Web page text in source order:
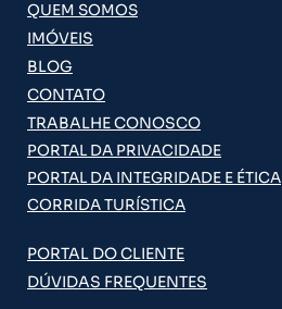
QUEM SOMOS
IMÓVEIS
BLOG
CONTATO
TRABALHE CONOSCO
PORTAL DA PRIVACIDADE
PORTAL DA INTEGRIDADE E ÉTICA
CORRIDA TURÍSTICA
PORTAL DO CLIENTE
DÚVIDAS FREQUENTES